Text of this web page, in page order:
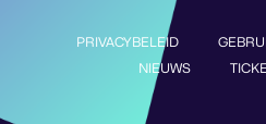
PRIVACYBELEID
NIEUWS